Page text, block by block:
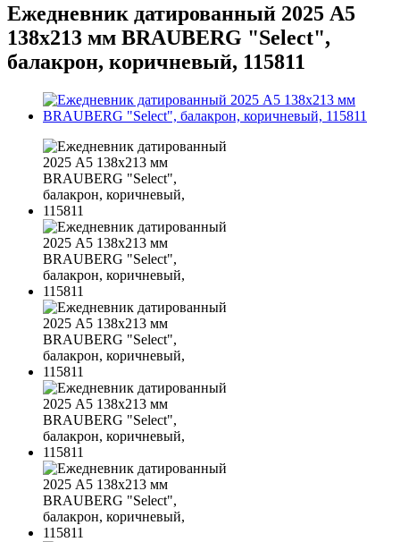
Ежедневник датированный 2025 А5
138x213 мм BRAUBERG "Select",
балакрон, коричневый, 115811